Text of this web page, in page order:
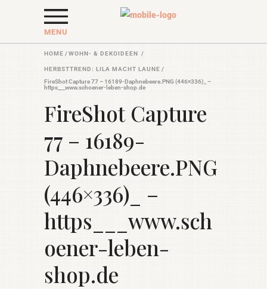
MENU
HOME /WOHN- & DEKOIDEEN /
HERBSTTREND: LILA MACHT LAUNE /
FireShot Capture 77 – 16189-Daphnebeere.PNG (446×336)_ –
https___www.schoener-leben-shop.de
FireShot Capture
77 – 16189-
Daphnebeere.PNG
(446×336)_ –
https___www.sch
oener-leben-
shop.de